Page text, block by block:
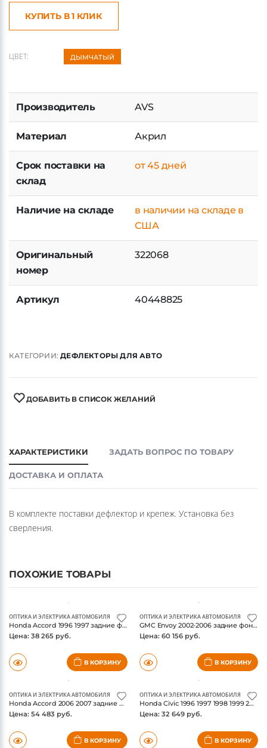
КУПИТЬ В 1 КЛИК
ЦВЕТ: ДЫМЧАТЫЙ
Производитель AVS
Материал Акрил
Срок поставки на
склад
от 45 дней
Наличие на складе
в наличии на складе в
США
Оригинальный
номер
322068
Артикул 40448825
КАТЕГОРИИ:ДЕФЛЕКТОРЫ ДЛЯ АВТО
ДОБАВИТЬ В СПИСОК ЖЕЛАНИЙ
ХАРАКТЕРИСТИКИ ЗАДАТЬ ВОПРОС ПО ТОВАРУ
ДОСТАВКА И ОПЛАТА
В комплекте поставки дефлектор и крепеж. Установка без
сверления.
ПОХОЖИЕ ТОВАРЫ
ОПТИКА И ЭЛЕКТРИКА АВТОМОБИЛЯ
Honda Accord 1996 1997 задние фонари, цвет черный, коплект, ANZO USA
Цена: 38 265 руб.
В КОРЗИНУ
ОПТИКА И ЭЛЕКТРИКА АВТОМОБИЛЯ
GMC Envoy 2002-2006 задние фонари Led, цвет черный/прозрачный, коплект, ANZO USA
Цена: 60 156 руб.
В КОРЗИНУ
ОПТИКА И ЭЛЕКТРИКА АВТОМОБИЛЯ
Honda Accord 2006 2007 задние фонари красный/прозрачный, коплект, ANZO USA
Цена: 54 483 руб.
В КОРЗИНУ
ОПТИКА И ЭЛЕКТРИКА АВТОМОБИЛЯ
Honda Civic 1996 1997 1998 1999 2000 задние фонари, цвет черный, коплект, ANZO USA
Цена: 32 649 руб.
В КОРЗИНУ